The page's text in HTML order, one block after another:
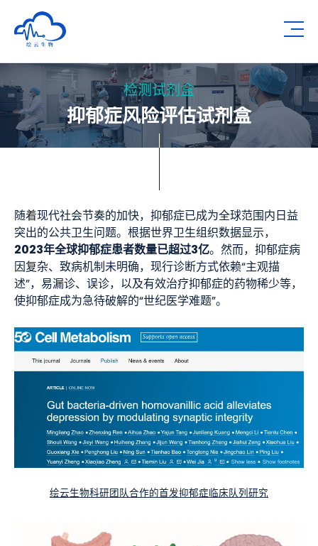
深圳市绘云生物科技有限公司
检测试剂盒
抑郁症风险评估试剂盒
随着现代社会节奏的加快，抑郁症已成为全球范围内日益
突出的公共卫生问题。根据世界卫生组织数据显示，
2023年全球抑郁症患者数量已超过3亿。然而，抑郁症病
因复杂、致病机制未明确，现行诊断方式依赖“主观描
述”，易漏诊、误诊，以及有效治疗抑郁症的药物稀少等，
使抑郁症成为急待破解的“世纪医学难题”。
绘云生物科研团队合作的首发抑郁症临床队列研究